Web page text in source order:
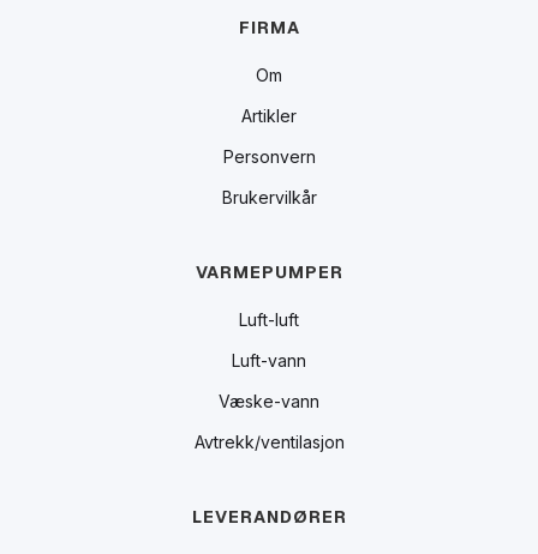
FIRMA
Om
Artikler
Personvern
Brukervilkår
VARMEPUMPER
Luft-luft
Luft-vann
Væske-vann
Avtrekk/ventilasjon
LEVERANDØRER